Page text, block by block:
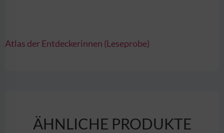
Atlas der Entdeckerinnen (Leseprobe)
ÄHNLICHE PRODUKTE